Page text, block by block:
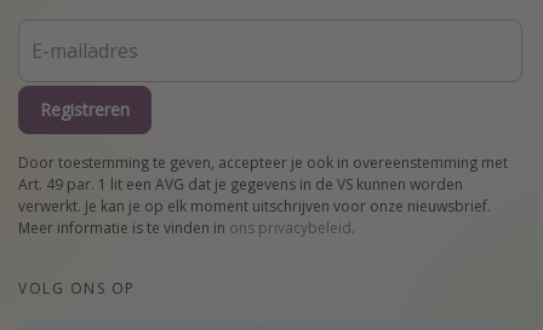
Registreren
Door toestemming te geven, accepteer je ook in overeenstemming met
Art. 49 par. 1 lit een AVG dat je gegevens in de VS kunnen worden
verwerkt. Je kan je op elk moment uitschrijven voor onze nieuwsbrief.
Meer informatie is te vinden in ons privacybeleid.
VOLG ONS OP